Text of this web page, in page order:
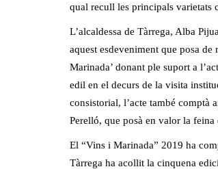
qual recull les principals varietats
L’alcaldessa de Tàrrega, Alba
aquest esdeveniment que posa
Marinada’ donant ple suport a
edil en el decurs de la visita
consistorial, l’acte també comptà
Perelló, que posà en valor la
El “Vins i Marinada” 2019 ha
Tàrrega ha acollit la cinquena